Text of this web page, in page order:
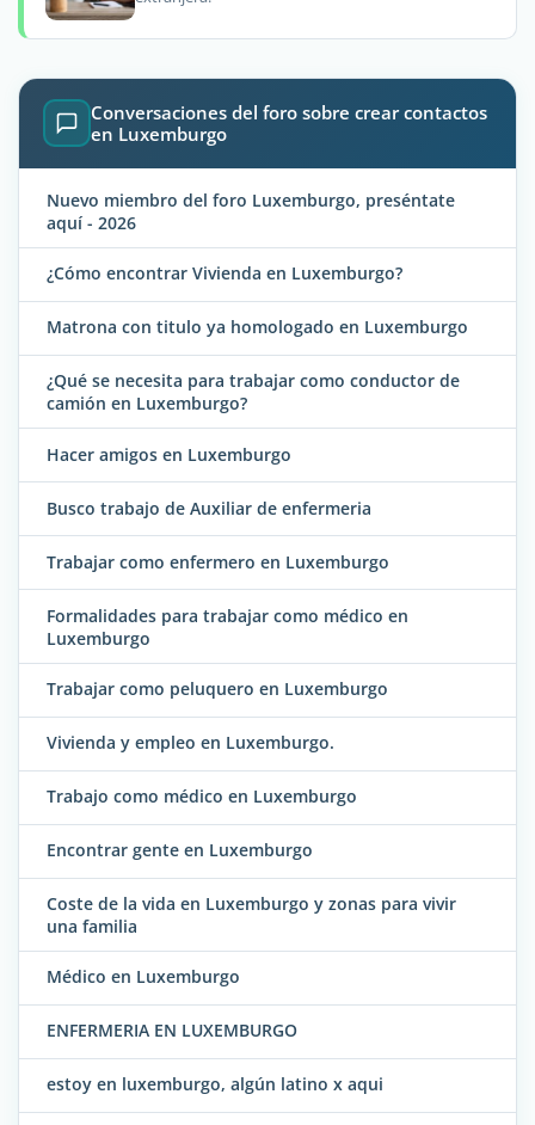
Conversaciones del foro sobre crear contactos
en Luxemburgo
Nuevo miembro del foro Luxemburgo, preséntate
aquí - 2026
¿Cómo encontrar Vivienda en Luxemburgo?
Matrona con titulo ya homologado en Luxemburgo
¿Qué se necesita para trabajar como conductor de
camión en Luxemburgo?
Hacer amigos en Luxemburgo
Busco trabajo de Auxiliar de enfermeria
Trabajar como enfermero en Luxemburgo
Formalidades para trabajar como médico en
Luxemburgo
Trabajar como peluquero en Luxemburgo
Vivienda y empleo en Luxemburgo.
Trabajo como médico en Luxemburgo
Encontrar gente en Luxemburgo
Coste de la vida en Luxemburgo y zonas para vivir
una familia
Médico en Luxemburgo
ENFERMERIA EN LUXEMBURGO
estoy en luxemburgo, algún latino x aqui